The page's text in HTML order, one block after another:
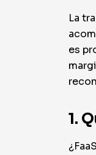
La
es
1.